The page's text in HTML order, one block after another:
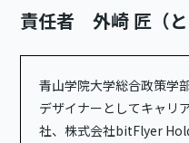
責任者 外崎 匠（と
青山学院大学総合政策学
デザイナーとしてキャリ
社、株式会社bitFlyer